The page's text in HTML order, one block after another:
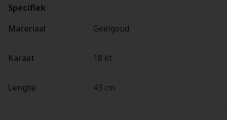
Specifiek
Materiaal
Geelgoud
Karaat 18 kt
Lengte 43 cm